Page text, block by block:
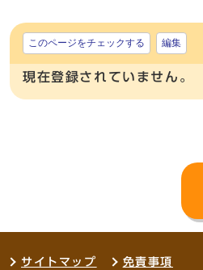
このページをチェックする 編集
現在登録されていません。
サイトマップ 免責事項